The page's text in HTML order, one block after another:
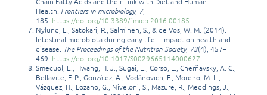
Health. Frontiers in microbiology, 7,
185. https://doi.org/10.3389/fmicb.2016.00185
Nylund, L., Satokari, R., Salminen, S., & de Vos, W. M. (2014).
Intestinal microbiota during early life – impact on health and
disease. The Proceedings of the Nutrition Society, 73(4), 457–
469. https://doi.org/10.1017/S0029665114000627
Smecuol, E., Hwang, H. J., Sugai, E., Corso, L., Cherñavsky, A. C.,
Bellavite, F. P., González, A., Vodánovich, F., Moreno, M. L.,
Vázquez, H., Lozano, G., Niveloni, S., Mazure, R., Meddings, J.,